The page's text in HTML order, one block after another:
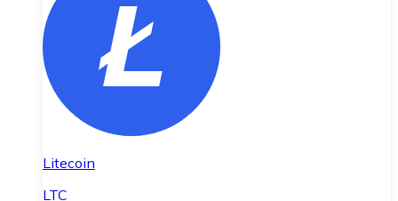
Litecoin
LTC